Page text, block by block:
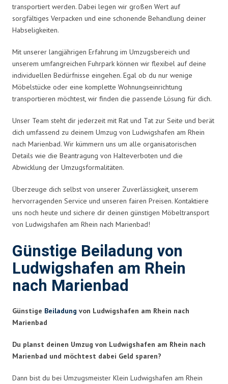
transportiert werden. Dabei legen wir großen Wert auf
sorgfältiges Verpacken und eine schonende Behandlung deiner
Habseligkeiten.
Mit unserer langjährigen Erfahrung im Umzugsbereich und
unserem umfangreichen Fuhrpark können wir flexibel auf deine
individuellen Bedürfnisse eingehen. Egal ob du nur wenige
Möbelstücke oder eine komplette Wohnungseinrichtung
transportieren möchtest, wir finden die passende Lösung für dich.
Unser Team steht dir jederzeit mit Rat und Tat zur Seite und berät
dich umfassend zu deinem Umzug von Ludwigshafen am Rhein
nach Marienbad. Wir kümmern uns um alle organisatorischen
Details wie die Beantragung von Halteverboten und die
Abwicklung der Umzugsformalitäten.
Überzeuge dich selbst von unserer Zuverlässigkeit, unserem
hervorragenden Service und unseren fairen Preisen. Kontaktiere
uns noch heute und sichere dir deinen günstigen Möbeltransport
von Ludwigshafen am Rhein nach Marienbad!
Günstige Beiladung von
Ludwigshafen am Rhein
nach Marienbad
Günstige Beiladung von Ludwigshafen am Rhein nach
Marienbad
Du planst deinen Umzug von Ludwigshafen am Rhein nach
Marienbad und möchtest dabei Geld sparen?
Dann bist du bei Umzugsmeister Klein Ludwigshafen am Rhein